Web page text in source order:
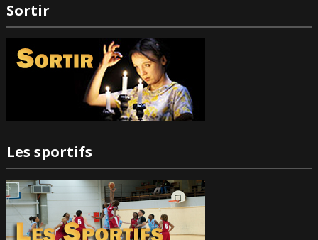
Sortir
Les sportifs